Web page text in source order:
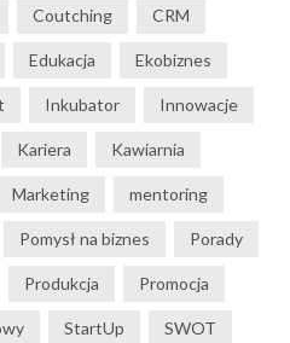
Coutching CRM
Edukacja Ekobiznes
Inkubator Innowacje
Kariera Kawiarnia
Marketing mentoring
Pomysł na biznes Porady
Produkcja Promocja
StartUp SWOT